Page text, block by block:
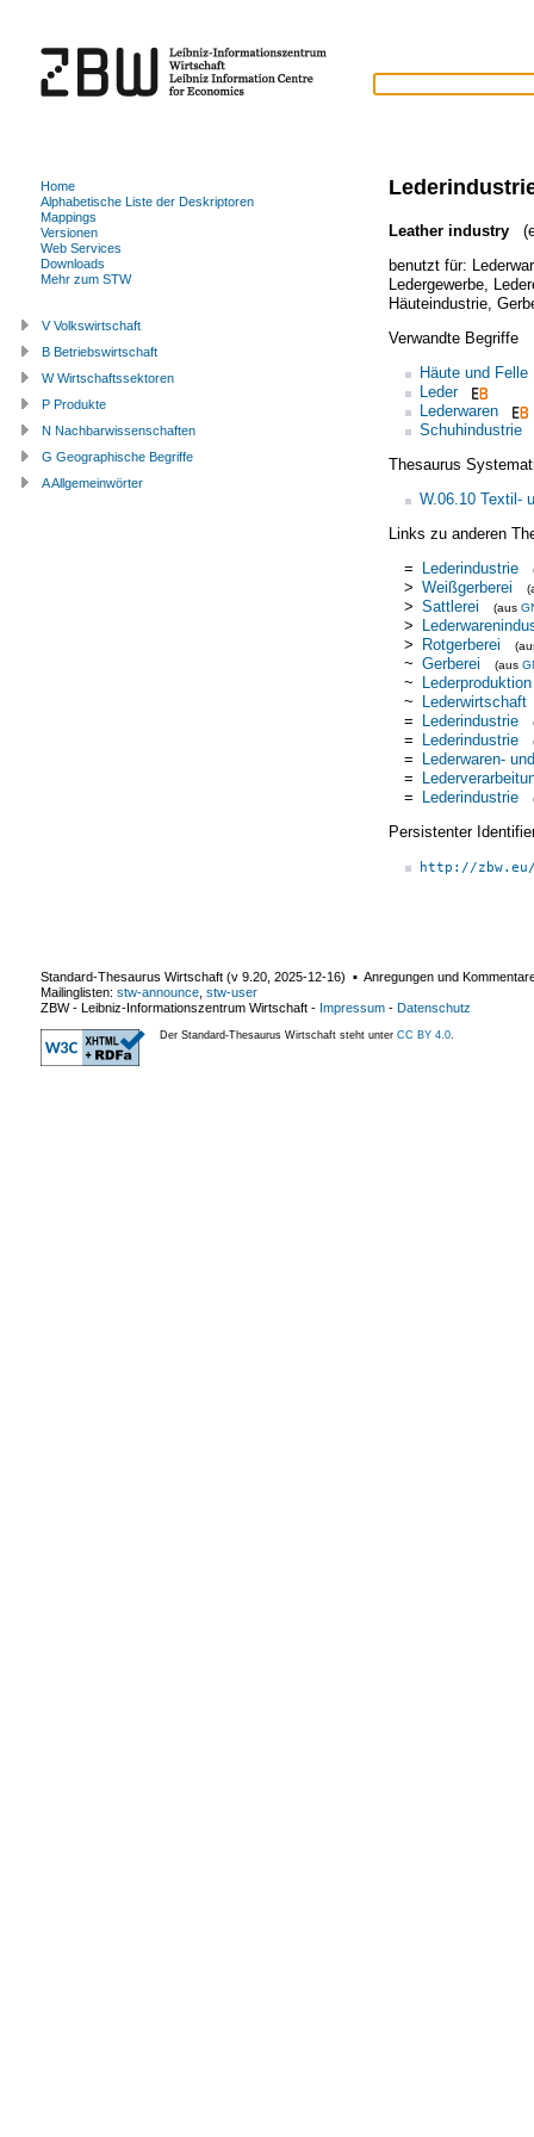
Leather industry
benutzt für:
Ledergewerbe,
Häuteindustrie,
Verwandte Begriffe
Häute und Felle
Leder
Lederwaren
Schuhindustrie
Thesaurus
W.06.10 Textil-
Links zu anderen
= Lederindustrie
> Weißgerberei
> Sattlerei (aus
>
> Rotgerberei
~ Gerberei (aus
~ Lederproduktion
~ Lederwirtschaft
= Lederindustrie
= Lederindustrie
= Lederwaren-
=
= Lederindustrie
Persistenter
http://
Home
Alphabetische Liste der Deskriptoren
Mappings
Versionen
Web Services
Downloads
Mehr zum STW
V Volkswirtschaft
B Betriebswirtschaft
W Wirtschaftssektoren
P Produkte
N Nachbarwissenschaften
G Geographische Begriffe
A Allgemeinwörter
Standard-Thesaurus Wirtschaft (v 9.20 2025-12-16) ▪ Anregungen und
Mailinglisten: stw-announce stw-user
ZBW - Leibniz-Informationszentrum Wirtschaft - Impressum - Datenschutz
Der Standard-Thesaurus Wirtschaft steht unter CC BY 4.0